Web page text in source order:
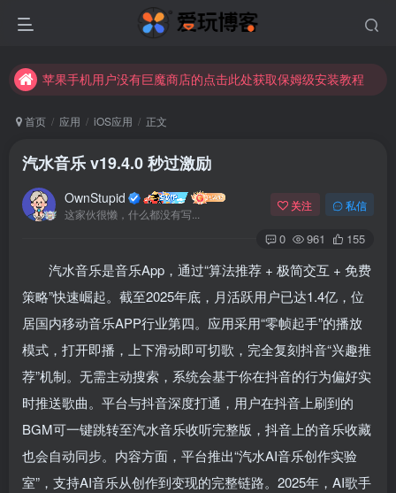
苹果手机用户没有巨魔商店的点击此处获取保姆级安装教程
苹果手机用户没有巨魔商店的点击此处获取保姆级安装教程
首页 应用 iOS应用 正文
汽水音乐 v19.4.0 秒过激励
OwnStupid
这家伙很懒，什么都没有写...
关注 私信
0 961 155
汽水音乐是音乐App ，通过“算法推荐 + 极简交互 + 免费
策略”快速崛起。截至2025年底，月活跃用户已达1.4亿，位
居国内移动音乐APP行业第四。应用采用“零帧起手”的播放
模式，打开即播，上下滑动即可切歌，完全复刻抖音“兴趣推
荐”机制。无需主动搜索，系统会基于你在抖音的行为偏好实
时推送歌曲。平台与抖音深度打通，用户在抖音上刷到的
BGM可一键跳转至汽水音乐收听完整版，抖音上的音乐收藏
也会自动同步。内容方面，平台推出“汽水AI音乐创作实验
室”，支持AI音乐从创作到变现的完整链路。2025年，AI歌手
其它方式登录 注册